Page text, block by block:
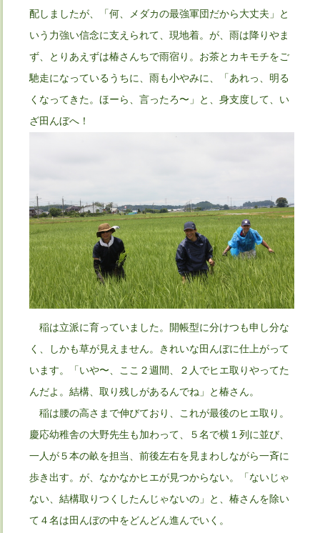
配しましたが、「何、メダカの最強軍団だから大丈夫」と
いう力強い信念に支えられて、現地着。が、雨は降りやま
ず、とりあえずは椿さんちで雨宿り。お茶とカキモチをご
馳走になっているうちに、雨も小やみに、「あれっ、明る
くなってきた。ほーら、言ったろ〜」と、身支度して、い
ざ田んぼへ！
稲は立派に育っていました。開帳型に分けつも申し分な
く、しかも草が見えません。きれいな田んぼに仕上がって
います。「いや〜、ここ２週間、２人でヒエ取りやってた
んだよ。結構、取り残しがあるんでね」と椿さん。
稲は腰の高さまで伸びており、これが最後のヒエ取り。
慶応幼稚舎の大野先生も加わって、５名で横１列に並び、
一人が５本の畝を担当、前後左右を見まわしながら一斉に
歩き出す。が、なかなかヒエが見つからない。「ないじゃ
ない、結構取りつくしたんじゃないの」と、椿さんを除い
て４名は田んぼの中をどんどん進んでいく。